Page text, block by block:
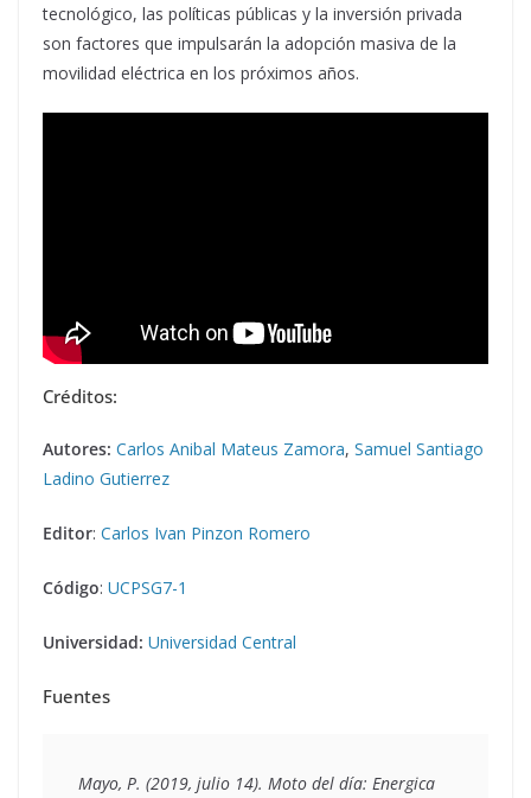
tecnológico, las políticas públicas y la inversión privada
son factores que impulsarán la adopción masiva de la
movilidad eléctrica en los próximos años.
Créditos:
Autores: Carlos Anibal Mateus Zamora, Samuel Santiago
Ladino Gutierrez
Editor: Carlos Ivan Pinzon Romero
Código: UCPSG7-1
Universidad: Universidad Central
Fuentes
Mayo, P. (2019, julio 14). Moto del día: Energica